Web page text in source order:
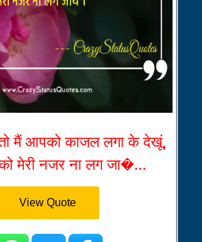
मैं आपको काजल लगा के देखूं,
मेरी नजर ना लग जा�...
View Quote